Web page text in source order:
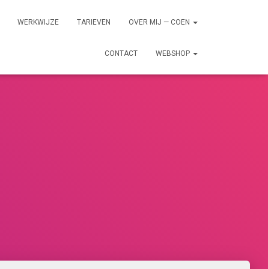
WERKWIJZE TARIEVEN OVER MIJ — COEN
CONTACT WEBSHOP